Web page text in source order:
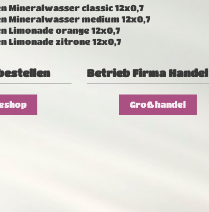
Mineralwasser classic 12x0,7
Mineralwasser medium 12x0,7
Limonade orange 12x0,7
Limonade zitrone 12x0,7
Betrieb Firma Handel
Großhandel